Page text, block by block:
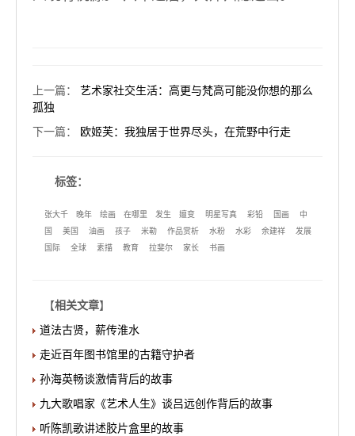
上一篇： 艺术家社交生活：高更与梵高可能没你想的那么
孤独
下一篇： 欧姬芙：我独居于世界尽头，在荒野中行走
标签：
张大千 晚年 绘画 在哪里 发生 嬗变 明星写真 彩铅 国画
中
国
美国 油画 孩子 米勒 作品赏析 水粉 水彩 余建祥
发展
国际
全球 素描 教育 拉斐尔 家长 书画
【相关文章】
道法古贤，薪传淮水
走近百年图书馆里的古籍守护者
孙海英畅谈激情背后的故事
九大歌唱家《艺术人生》谈吕远创作背后的故事
听陈凯歌讲述胶片盒里的故事